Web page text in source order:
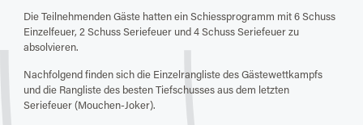
Die Teilnehmenden Gäste hatten ein Schiessprogramm mit 6 Schuss
Einzelfeuer, 2 Schuss Seriefeuer und 4 Schuss Seriefeuer zu
absolvieren.
Nachfolgend finden sich die Einzelrangliste des Gästewettkampfs
und die Rangliste des besten Tiefschusses aus dem letzten
Seriefeuer (Mouchen-Joker).